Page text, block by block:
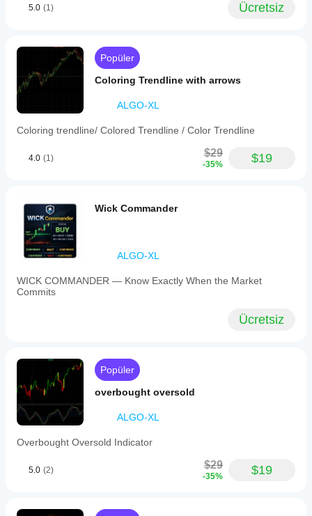
5.0 (1) Ücretsiz
Popüler
Coloring Trendline with arrows
ALGO-XL
Coloring trendline/ Colored Trendline / Color Trendline
4.0 (1) $29
-35% $19
Wick Commander
ALGO-XL
WICK COMMANDER — Know Exactly When the Market
Commits
Ücretsiz
Popüler
overbought oversold
ALGO-XL
Overbought Oversold Indicator
5.0 (2) $29
-35% $19